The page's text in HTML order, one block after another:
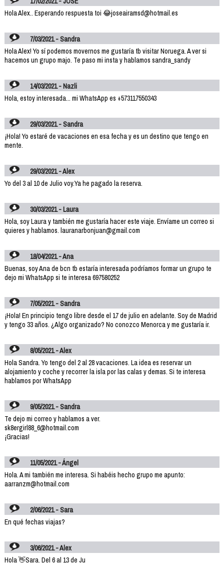
Hola Alex.. Esperando respuesta toi 😂joseairamsd@hotmail.es
7/03/2021 - Sandra
Hola Alex! Yo sí podemos movernos me gustaría tb visitar Noruega. A ver si
hacemos un grupo majo. Te paso mi insta y hablamos sandra_sandy
14/03/2021 - Nazli
Hola, estoy interesada... mi WhatsApp es +573117550343
29/03/2021 - Sandra
¡Hola! Yo estaré de vacaciones en esa fecha y es un destino que tengo en
mente.
29/03/2021 - Alex
Yo del 3 al 10 de Julio voy.Ya he pagado la reserva.
30/03/2021 - Laura
Hola, soy Laura y también me gustaría hacer este viaje. Envíame un correo si
quieres y hablamos. lauranarbonjuan@gmail.com
18/04/2021 - Ana
Buenas, soy Ana de bcn tb estaría interesada podríamos formar un grupo te
dejo mi WhatsApp si te interesa 697580252
7/05/2021 - Sandra
¡Hola! En principio tengo libre desde el 17 de julio en adelante. Soy de Madrid
y tengo 33 años. ¿Algo organizado? No conozco Menorca y me gustaría ir.
8/05/2021 - Alex
Hola Sandra. Yo tengo del 2 al 28 vacaciones. La idea es reservar un
alojamiento y coche y recorrer la isla por las calas y demas. Si te interesa
hablamos por WhatsApp
9/05/2021 - Sandra
Te dejo mi correo y hablamos a ver.
sk8ergirl88_6@hotmail.com
¡Gracias!
11/05/2021 - Ángel
Hola. A mi también me interesa. Si habéis hecho grupo me apunto:
aarranzm@hotmail.com
2/06/2021 - Sara
En qué fechas viajas?
3/06/2021 - Alex
Hola 👋Sara. Del 6 al 13 de Ju